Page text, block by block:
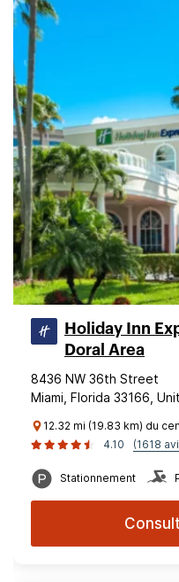
Holiday Inn
Doral Area
8436 NW 36th Street
Miami, Florida 33166,
12.32 mi (19.83 km) du
4.10
(1618
Stationnement